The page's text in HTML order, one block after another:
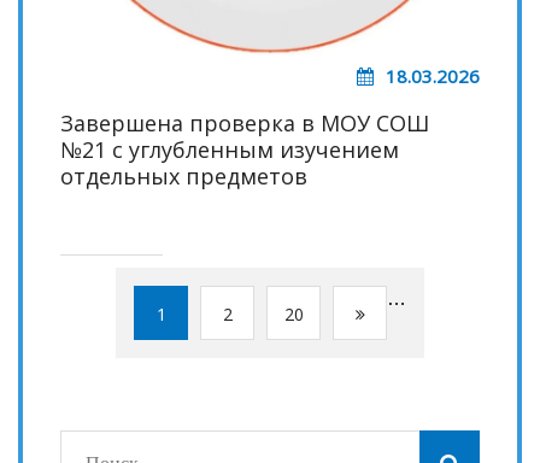
18.03.2026
Завершена проверка в МОУ СОШ
№21 с углубленным изучением
отдельных предметов
1 2
…
20